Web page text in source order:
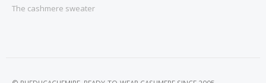
The cashmere sweater